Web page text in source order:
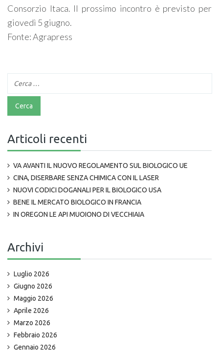
Consorzio Itaca. Il prossimo incontro è previsto per
giovedì 5 giugno.
Fonte: Agrapress
Articoli recenti
VA AVANTI IL NUOVO REGOLAMENTO SUL BIOLOGICO UE
CINA, DISERBARE SENZA CHIMICA CON IL LASER
NUOVI CODICI DOGANALI PER IL BIOLOGICO USA
BENE IL MERCATO BIOLOGICO IN FRANCIA
IN OREGON LE API MUOIONO DI VECCHIAIA
Archivi
Luglio 2026
Giugno 2026
Maggio 2026
Aprile 2026
Marzo 2026
Febbraio 2026
Gennaio 2026